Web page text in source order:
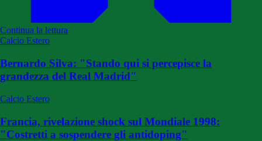
Continua la lettura
Calcio Estero
Bernardo Silva: "Stando qui si percepisce la
grandezza del Real Madrid"
Calcio Estero
Francia, rivelazione shock sul Mondiale 1998:
"Costretti a sospendere gli antidoping"